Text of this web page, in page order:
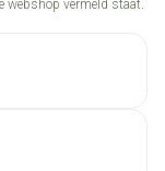
webshop vermeld staat.